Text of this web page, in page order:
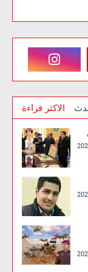
الاكثر قراءة